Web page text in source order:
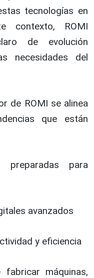
tecnologías en
contexto, ROMI
de evolución
necesidades del
de ROMI se alinea
que están
preparadas para
avanzados
y eficiencia
máquinas,